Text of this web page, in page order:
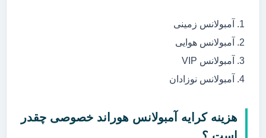
آمبولانس زمینی
آمبولانس هوایی
آمبولانس VIP
آمبولانس نوزادان
هزینه کرایه آمبولانس هوراند خصوصی چقدر